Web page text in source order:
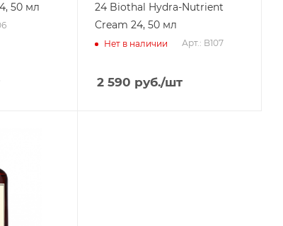
50 мл
24 Biothal Hydra-Nutrient
Cream 24, 50 мл
Нет в наличии Арт.: B107
2 590 руб./шт